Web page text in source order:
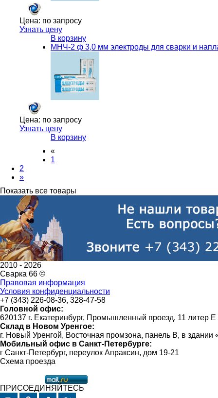
Цена: по запросу
Узнать цену
В корзину
МНЧ-2 ф 3,0 мм электроды для сварки и
Цена: по запросу
Узнать цену
В корзину
«
1
2
»
Показать все товары
2010 - 2026
Сварка 66 ©
Правовая информация
Условия конфиденциальности
+7 (343) 226-08-36, 328-47-58
Головной офис:
620137 г. Екатеринбург, Промышленный проезд, 11 литер Е
Склад в Новом Уренгое:
г. Новый Уренгой, Восточная промзона, панель В, в
Мобильный офис в Санкт-Петербурге:
г Санкт-Петербург, переулок Апраксин, дом 19-21
Схема проезда
ПРИСОЕДИНЯЙТЕСЬ